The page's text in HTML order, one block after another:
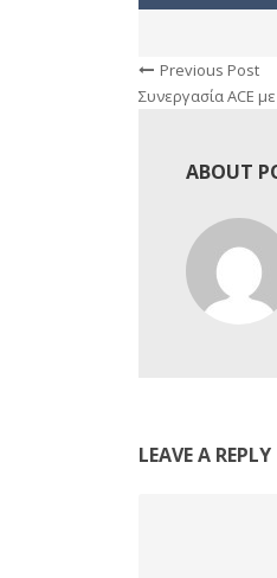
Previous Post
Συνεργασία ACE
ABOUT
LEAVE A REPLY